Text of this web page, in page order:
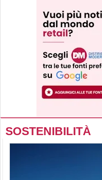
SOSTENIBILITÀ